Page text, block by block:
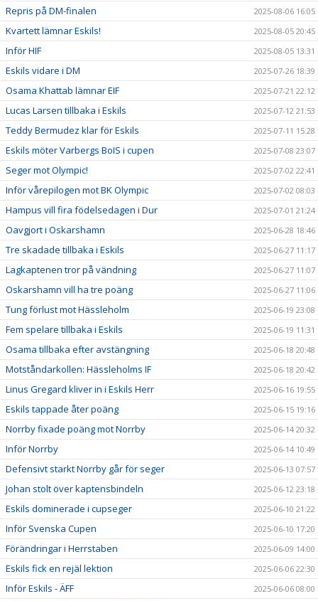
Repris på DM-finalen 2025-08-06 16:05
Kvartett lämnar Eskils! 2025-08-05 20:45
Inför HIF 2025-08-05 13:31
Eskils vidare i DM 2025-07-26 18:39
Osama Khattab lämnar EIF 2025-07-21 22:12
Lucas Larsen tillbaka i Eskils 2025-07-12 21:53
Teddy Bermudez klar för Eskils 2025-07-11 15:28
Eskils möter Varbergs BoIS i cupen 2025-07-08 23:07
Seger mot Olympic! 2025-07-02 22:41
Inför vårepilogen mot BK Olympic 2025-07-02 08:03
Hampus vill fira födelsedagen i Dur 2025-07-01 21:24
Oavgjort i Oskarshamn 2025-06-28 18:46
Tre skadade tillbaka i Eskils 2025-06-27 11:17
Lagkaptenen tror på vändning 2025-06-27 11:07
Oskarshamn vill ha tre poäng 2025-06-27 11:06
Tung förlust mot Hässleholm 2025-06-19 23:08
Fem spelare tillbaka i Eskils 2025-06-19 11:31
Osama tillbaka efter avstängning 2025-06-18 20:48
Motståndarkollen: Hässleholms IF 2025-06-18 20:42
Linus Gregard kliver in i Eskils Herr 2025-06-16 19:55
Eskils tappade åter poäng 2025-06-15 19:16
Norrby fixade poäng mot Norrby 2025-06-14 20:32
Inför Norrby 2025-06-14 10:49
Defensivt starkt Norrby går för seger 2025-06-13 07:57
Johan stolt över kaptensbindeln 2025-06-12 23:18
Eskils dominerade i cupseger 2025-06-10 21:22
Inför Svenska Cupen 2025-06-10 17:20
Förändringar i Herrstaben 2025-06-09 14:00
Eskils fick en rejäl lektion 2025-06-06 22:30
Inför Eskils - ÄFF 2025-06-06 08:00